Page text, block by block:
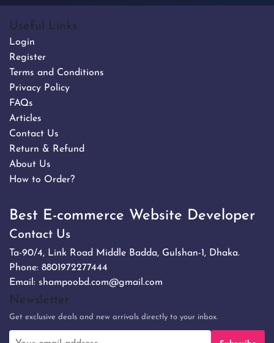
Useful Links
Login
Register
Terms and Conditions
Privacy Policy
FAQs
Articles
Contact Us
Return & Refund
About Us
How to Order?
Best E-commerce Website Developer
Contact Us
Ta-90/4, Link Road Middle Badda, Gulshan-1, Dhaka.
Phone: 8801972277444
Email: shampoobd.com@gmail.com
Newsletter
Get exclusive deals and new arrivals directly to your inbox.